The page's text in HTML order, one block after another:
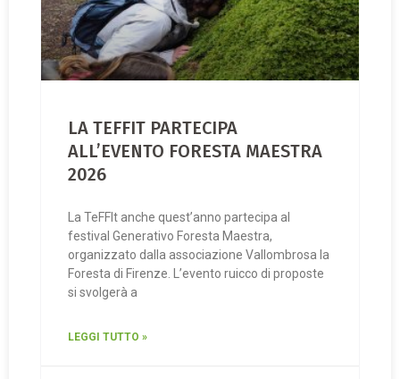
LA TEFFIT PARTECIPA
ALL’EVENTO FORESTA MAESTRA
2026
La TeFFIt anche quest’anno partecipa al
festival Generativo Foresta Maestra,
organizzato dalla associazione Vallombrosa la
Foresta di Firenze. L’evento ruicco di proposte
si svolgerà a
LEGGI TUTTO »